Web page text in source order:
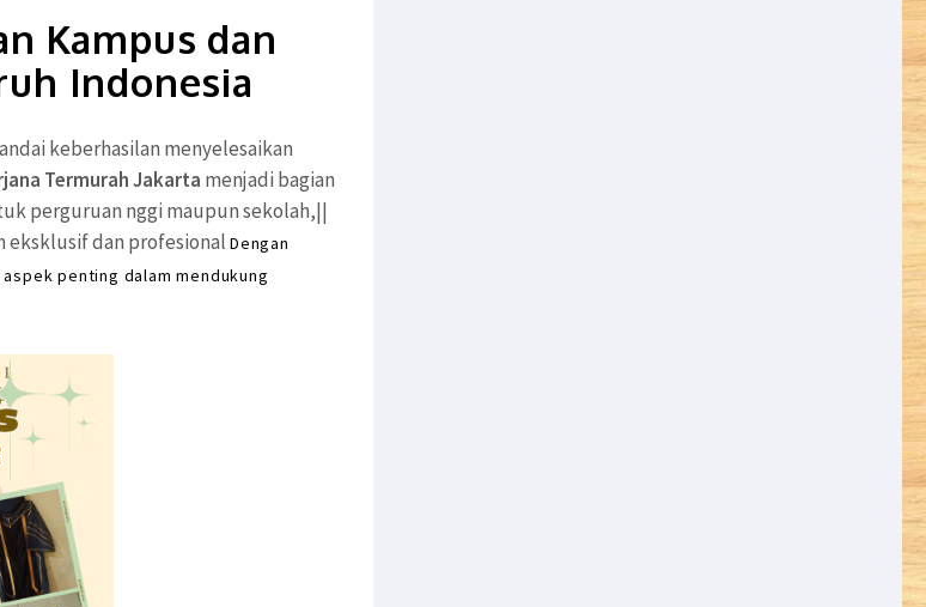
Kampus dan
Indonesia
keberhasilan menyelesaikan
Termurah Jakarta menjadi bagian
perguruan nggi maupun sekolah,||
eksklusif dan profesional Dengan
penting dalam mendukung